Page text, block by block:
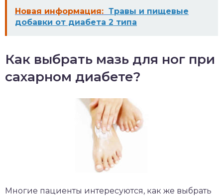
Новая информация: Травы и пищевые
добавки от диабета 2 типа
Как выбрать мазь для ног при
сахарном диабете?
Многие пациенты интересуются, как же выбрать